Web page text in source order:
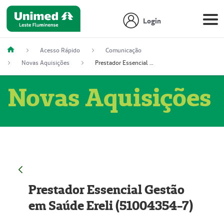
Login
Acesso Rápido
Comunicação
Novas Aquisições
Prestador Essencial Gestão em Saúde Ereli (51004354-7)
Novas Aquisições
Prestador Essencial Gestão
em Saúde Ereli (51004354-7)